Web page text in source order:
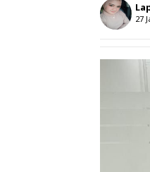
27